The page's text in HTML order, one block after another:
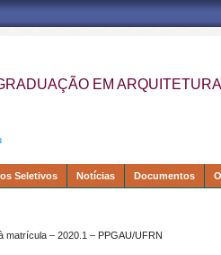
EM
Seletivos Notícias Documentos
matrícula – 2020.1 – PPGAU/UFRN